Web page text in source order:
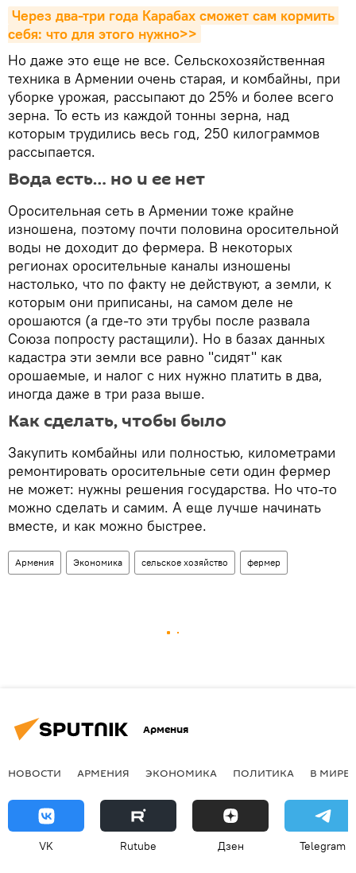
Через два-три года Карабах сможет сам кормить
себя: что для этого нужно>>
Но даже это еще не все. Сельскохозяйственная
техника в Армении очень старая, и комбайны, при
уборке урожая, рассыпают до 25% и более всего
зерна. То есть из каждой тонны зерна, над
которым трудились весь год, 250 килограммов
рассыпается.
Вода есть… но и ее нет
Оросительная сеть в Армении тоже крайне
изношена, поэтому почти половина оросительной
воды не доходит до фермера. В некоторых
регионах оросительные каналы изношены
настолько, что по факту не действуют, а земли, к
которым они приписаны, на самом деле не
орошаются (а где-то эти трубы после развала
Союза попросту растащили). Но в базах данных
кадастра эти земли все равно "сидят" как
орошаемые, и налог с них нужно платить в два,
иногда даже в три раза выше.
Как сделать, чтобы было
Закупить комбайны или полностью, километрами
ремонтировать оросительные сети один фермер
не может: нужны решения государства. Но что-то
можно сделать и самим. А еще лучше начинать
вместе, и как можно быстрее.
Армения Экономика сельское хозяйство фермер
Армения
НОВОСТИ АРМЕНИЯ ЭКОНОМИКА ПОЛИТИКА В МИРЕ
VK Rutube Дзен Telegram